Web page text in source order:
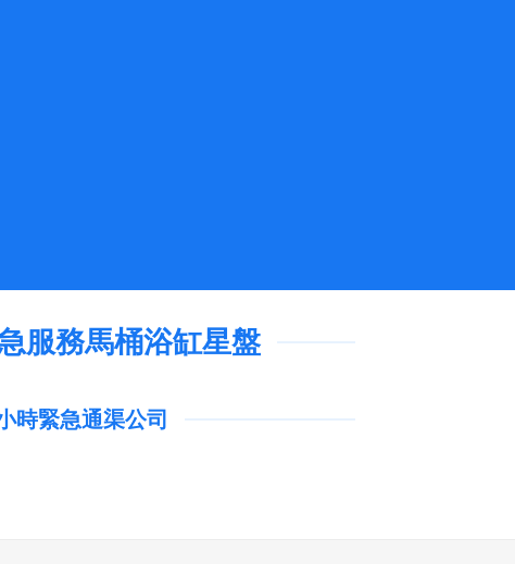
服務馬桶浴缸星盤
時緊急通渠公司